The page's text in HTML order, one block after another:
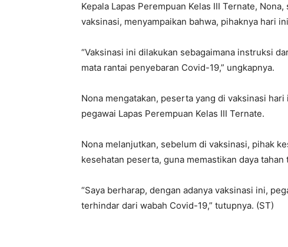
Kepala Lapas Perempuan Kelas III Ternate,
vaksinasi, menyampaikan bahwa, pihaknya hari
“Vaksinasi ini dilakukan sebagaimana instruksi
mata rantai penyebaran Covid-19,” ungkapnya.
Nona mengatakan, peserta yang di vaksinasi
pegawai Lapas Perempuan Kelas III Ternate.
Nona melanjutkan, sebelum di vaksinasi, pihak
kesehatan peserta, guna memastikan daya
“Saya berharap, dengan adanya vaksinasi ini,
terhindar dari wabah Covid-19,” tutupnya. (ST)